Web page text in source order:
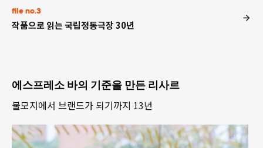
file no.3
작품으로 읽는 국립정동극장 30년
에스프레소 바의 기준을 만든 리사르
불모지에서 브랜드가 되기까지 13년